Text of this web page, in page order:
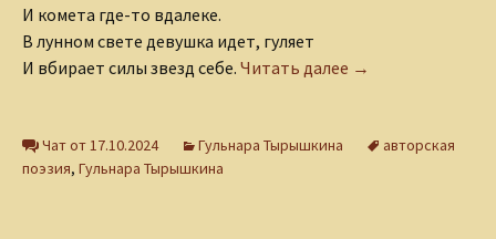
И комета где-то вдалеке.
В лунном свете девушка идет, гуляет
И вбирает силы звезд себе. Читать далее Под луной
→
Чат от 17.10.2024 Гульнара Тырышкина
авторская
поэзия, Гульнара Тырышкина